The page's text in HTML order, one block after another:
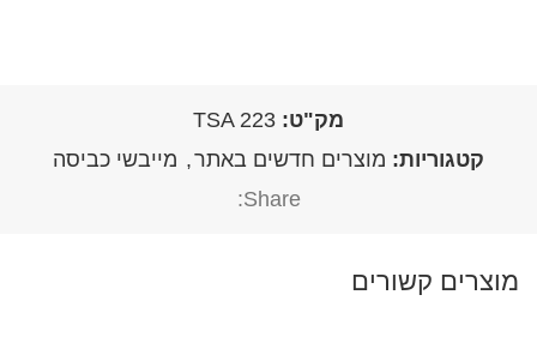
מק"ט: TSA 223
קטגוריות: מוצרים חדשים באתר, מייבשי כביסה
Share:
מוצרים קשורים